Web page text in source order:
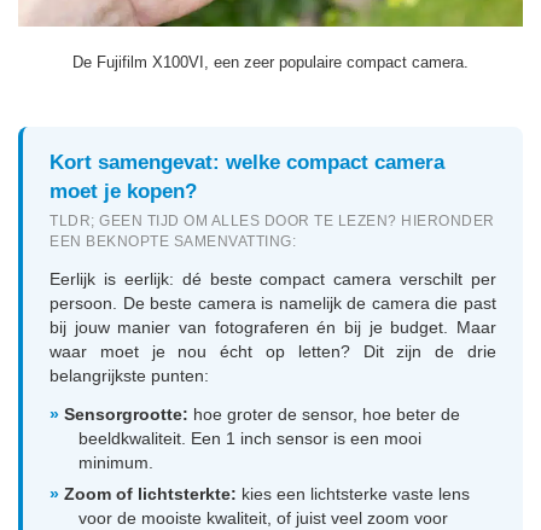
De Fujifilm X100VI, een zeer populaire compact camera.
Kort samengevat: welke compact camera
moet je kopen?
TLDR; GEEN TIJD OM ALLES DOOR TE LEZEN? HIERONDER
EEN BEKNOPTE SAMENVATTING:
Eerlijk is eerlijk: dé beste compact camera verschilt per
persoon. De beste camera is namelijk de camera die past
bij jouw manier van fotograferen én bij je budget. Maar
waar moet je nou écht op letten? Dit zijn de drie
belangrijkste punten:
» Sensorgrootte: hoe groter de sensor, hoe beter de
beeldkwaliteit. Een 1 inch sensor is een mooi
minimum.
» Zoom of lichtsterkte: kies een lichtsterke vaste lens
voor de mooiste kwaliteit, of juist veel zoom voor